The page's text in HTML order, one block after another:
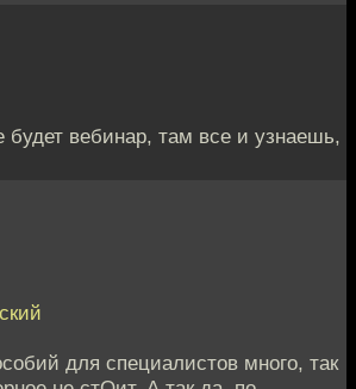
будет вебинар, там все и узнаешь,
для специалистов много, так